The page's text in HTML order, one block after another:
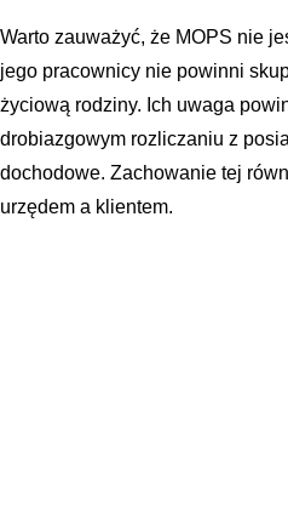
Warto zauważyć, że MOPS nie
jego pracownicy nie powinni
życiową rodziny. Ich uwaga
drobiazgowym rozliczaniu z
dochodowe. Zachowanie tej
urzędem a klientem.